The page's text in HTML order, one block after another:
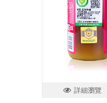
詳細瀏覽